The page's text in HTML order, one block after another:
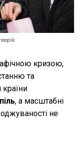
кризою,
та
країни
, а масштабні
не